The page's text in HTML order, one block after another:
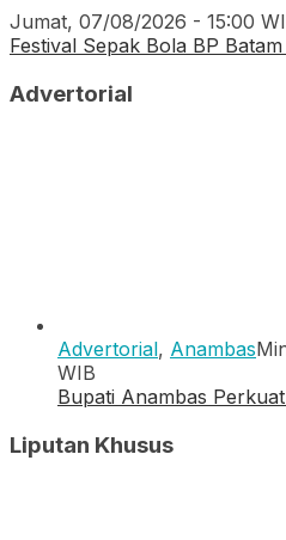
Jumat, 07/08/2026 - 15:00
Festival Sepak Bola BP
Advertorial
Advertorial, Anambas
WIB
Bupati Anambas
Liputan Khusus